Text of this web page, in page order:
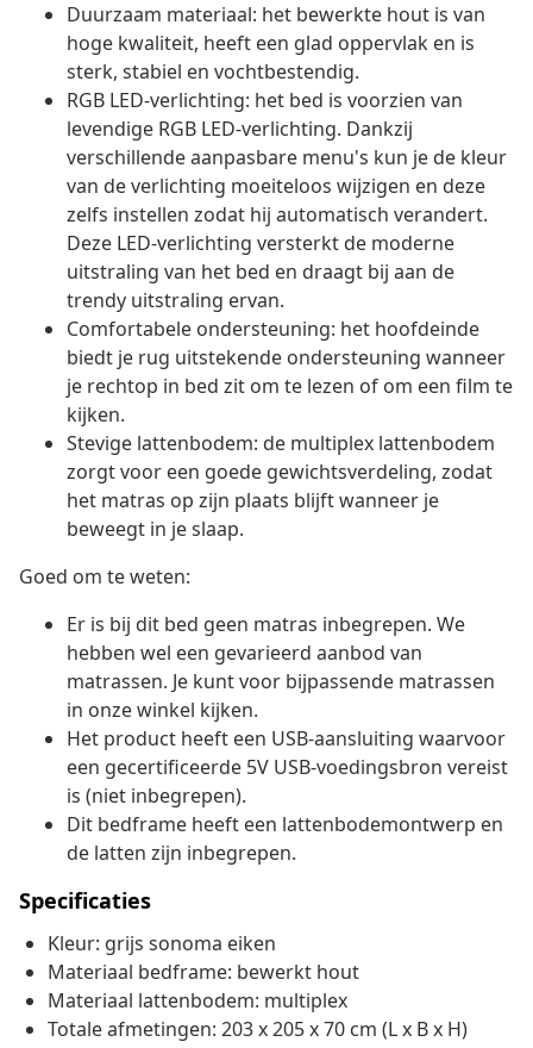
Duurzaam materiaal: het bewerkte hout is van
hoge kwaliteit, heeft een glad oppervlak en is
sterk, stabiel en vochtbestendig.
RGB LED-verlichting: het bed is voorzien van
levendige RGB LED-verlichting. Dankzij
verschillende aanpasbare menu's kun je de kleur
van de verlichting moeiteloos wijzigen en deze
zelfs instellen zodat hij automatisch verandert.
Deze LED-verlichting versterkt de moderne
uitstraling van het bed en draagt bij aan de
trendy uitstraling ervan.
Comfortabele ondersteuning: het hoofdeinde
biedt je rug uitstekende ondersteuning wanneer
je rechtop in bed zit om te lezen of om een film te
kijken.
Stevige lattenbodem: de multiplex lattenbodem
zorgt voor een goede gewichtsverdeling, zodat
het matras op zijn plaats blijft wanneer je
beweegt in je slaap.
Goed om te weten:
Er is bij dit bed geen matras inbegrepen. We
hebben wel een gevarieerd aanbod van
matrassen. Je kunt voor bijpassende matrassen
in onze winkel kijken.
Het product heeft een USB-aansluiting waarvoor
een gecertificeerde 5V USB-voedingsbron vereist
is (niet inbegrepen).
Dit bedframe heeft een lattenbodemontwerp en
de latten zijn inbegrepen.
Specificaties
Kleur: grijs sonoma eiken
Materiaal bedframe: bewerkt hout
Materiaal lattenbodem: multiplex
Totale afmetingen: 203 x 205 x 70 cm (L x B x H)